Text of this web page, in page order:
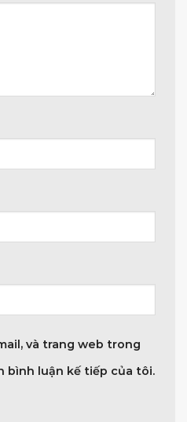
và trang web trong
bình luận kế tiếp của tôi.